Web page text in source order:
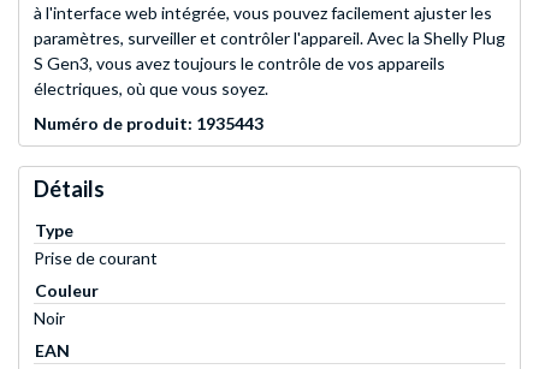
à l'interface web intégrée, vous pouvez facilement ajuster les
paramètres, surveiller et contrôler l'appareil. Avec la Shelly Plug
S Gen3, vous avez toujours le contrôle de vos appareils
électriques, où que vous soyez.
Numéro de produit: 1935443
Détails
Type
Prise de courant
Couleur
Noir
EAN